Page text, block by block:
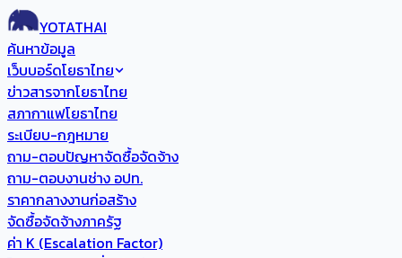
YOTATHAI
ค้นหาข้อมูล
เว็บบอร์ดโยธาไทย
ข่าวสารจากโยธาไทย
สภากาแฟโยธาไทย
ระเบียบ-กฎหมาย
ถาม-ตอบปัญหาจัดซื้อจัดจ้าง
ถาม-ตอบงานช่าง อปท.
ราคากลางงานก่อสร้าง
จัดซื้อจัดจ้างภาครัฐ
ค่า K (Escalation Factor)